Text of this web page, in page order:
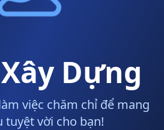
Dựng
việc chăm chỉ để mang
tuyệt vời cho bạn!